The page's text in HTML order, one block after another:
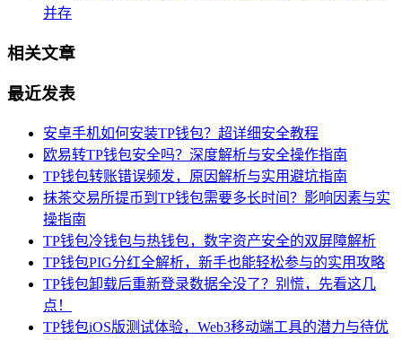
并存
相关文章
最近发表
安卓手机如何安装TP钱包？超详细安全教程
欧易转TP钱包安全吗？深度解析与安全操作指南
TP钱包转账错误频发，原因解析与实用避坑指南
抹茶交易所提币到TP钱包需要多长时间？影响因素与实
操指南
TP钱包冷钱包与热钱包，数字资产安全的双屏障解析
TP钱包PIG分红全解析，新手也能轻松参与的实用攻略
TP钱包卸载后重新登录数据全没了？别慌，先看这几
点！
TP钱包iOS版测试体验，Web3移动端工具的潜力与待优